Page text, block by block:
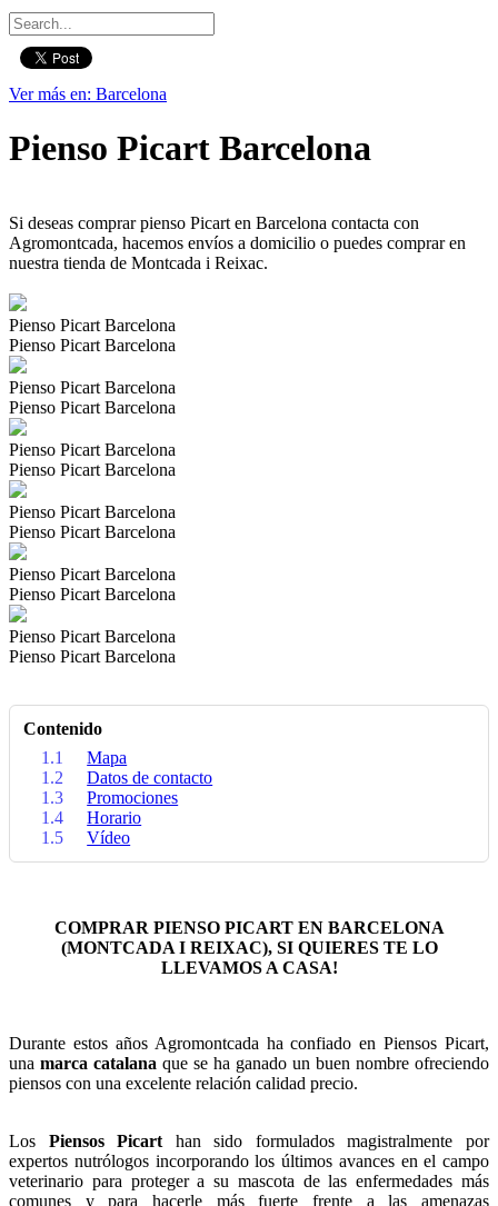
Ver más en: Barcelona
Pienso Picart Barcelona
Si deseas comprar pienso Picart en Barcelona contacta con
Agromontcada, hacemos envíos a domicilio o puedes comprar en
nuestra tienda de Montcada i Reixac.
Pienso Picart Barcelona
Pienso Picart Barcelona
Pienso Picart Barcelona
Pienso Picart Barcelona
Pienso Picart Barcelona
Pienso Picart Barcelona
Pienso Picart Barcelona
Pienso Picart Barcelona
Pienso Picart Barcelona
Pienso Picart Barcelona
Pienso Picart Barcelona
Pienso Picart Barcelona
Contenido
1.1
Mapa
1.2
Datos de contacto
1.3
Promociones
1.4
Horario
1.5
Vídeo
COMPRAR PIENSO PICART EN BARCELONA
(MONTCADA I REIXAC), SI QUIERES TE LO
LLEVAMOS A CASA!
Durante estos años Agromontcada ha confiado en Piensos Picart,
una marca catalana que se ha ganado un buen nombre ofreciendo
piensos con una excelente relación calidad precio.
Los Piensos Picart han sido formulados magistralmente por
expertos nutrólogos incorporando los últimos avances en el campo
veterinario para proteger a su mascota de las enfermedades más
comunes y para hacerle más fuerte frente a las amenazas